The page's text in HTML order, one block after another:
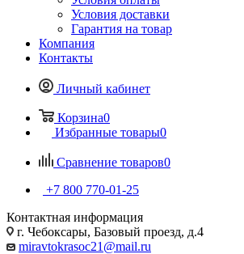
Условия доставки
Гарантия на товар
Компания
Контакты
Личный кабинет
Корзина0
Избранные товары0
Сравнение товаров0
+7 800 770-01-25
Контактная информация
г. Чебоксары, Базовый проезд, д.4
miravtokrasoc21@mail.ru